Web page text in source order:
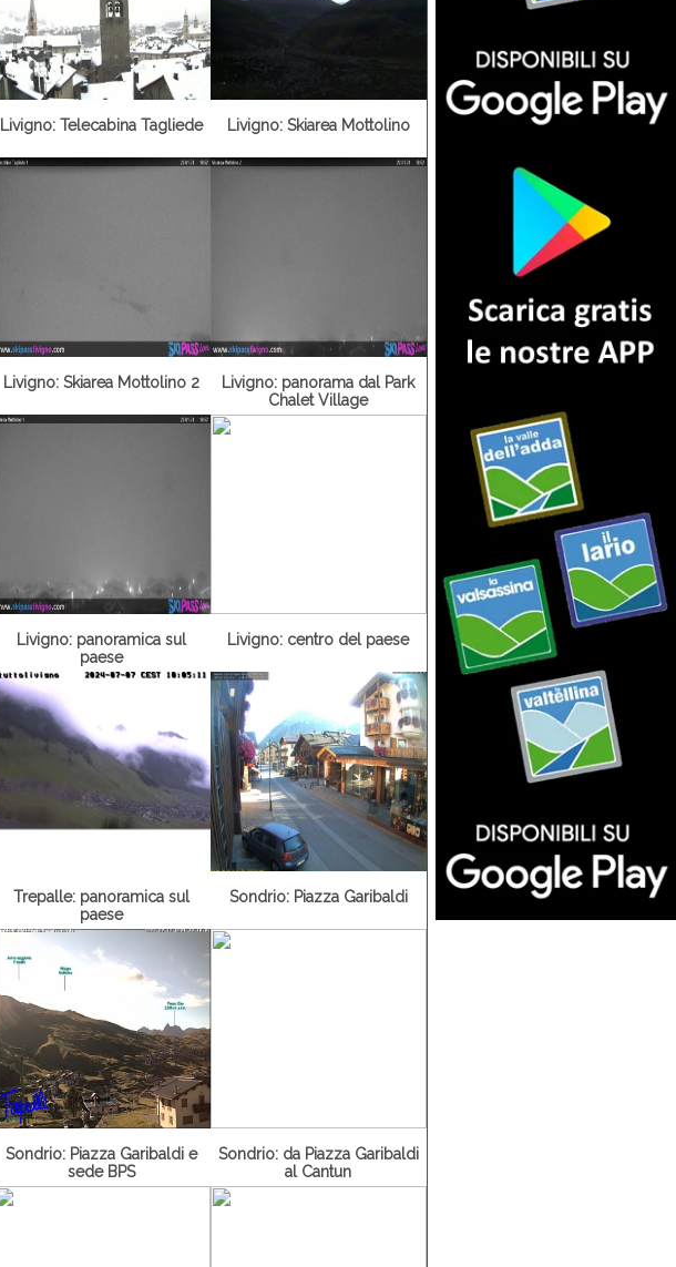
Livigno: Telecabina Tagliede Livigno: Skiarea Mottolino
Livigno: Skiarea Mottolino 2
Livigno: panorama dal Park
Chalet Village
Livigno: panoramica sul
paese
Livigno: centro del paese
Trepalle: panoramica sul
paese
Sondrio: Piazza Garibaldi
Sondrio: Piazza Garibaldi e
sede BPS
Sondrio: da Piazza Garibaldi
al Cantun